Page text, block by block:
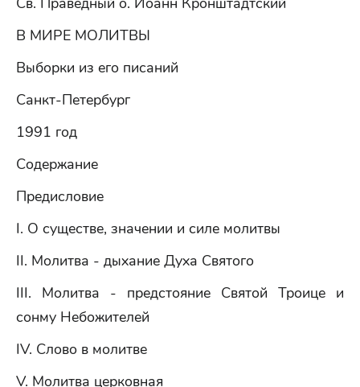
В МИРЕ МОЛИТВЫ
Выборки из его писаний
Санкт-Петербург
1991 год
Содержание
Предисловие
I. О существе, значении и силе молитвы
II. Молитва - дыхание Духа Святого
III. Молитва - предстояние Святой Троице и
сонму Небожителей
IV. Слово в молитве
V. Молитва церковная